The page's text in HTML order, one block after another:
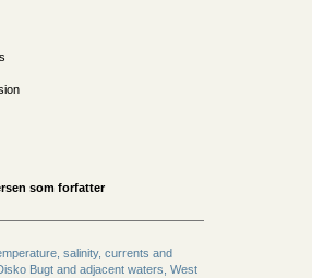
som forfatter
salinity, currents and
Bugt and adjacent waters, West